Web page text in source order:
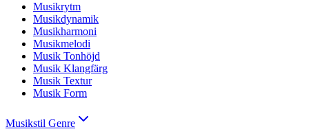
Musikrytm
Musikdynamik
Musikharmoni
Musikmelodi
Musik Tonhöjd
Musik Klangfärg
Musik Textur
Musik Form
Musikstil Genre